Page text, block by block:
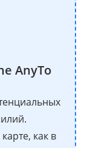
AnyTo
как в